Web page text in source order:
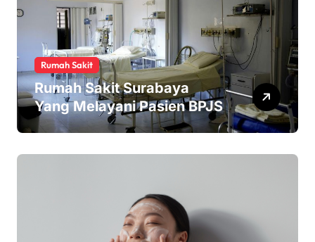
Rumah Sakit
Rumah Sakit Surabaya
Yang Melayani Pasien BPJS